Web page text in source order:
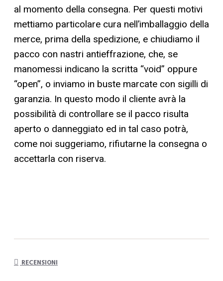
al momento della consegna. Per questi motivi
mettiamo particolare cura nell’imballaggio della
merce, prima della spedizione, e chiudiamo il
pacco con nastri antieffrazione, che, se
manomessi indicano la scritta “void” oppure
“open”, o inviamo in buste marcate con sigilli di
garanzia. In questo modo il cliente avrà la
possibilità di controllare se il pacco risulta
aperto o danneggiato ed in tal caso potrà,
come noi suggeriamo, rifiutarne la consegna o
accettarla con riserva.
RECENSIONI